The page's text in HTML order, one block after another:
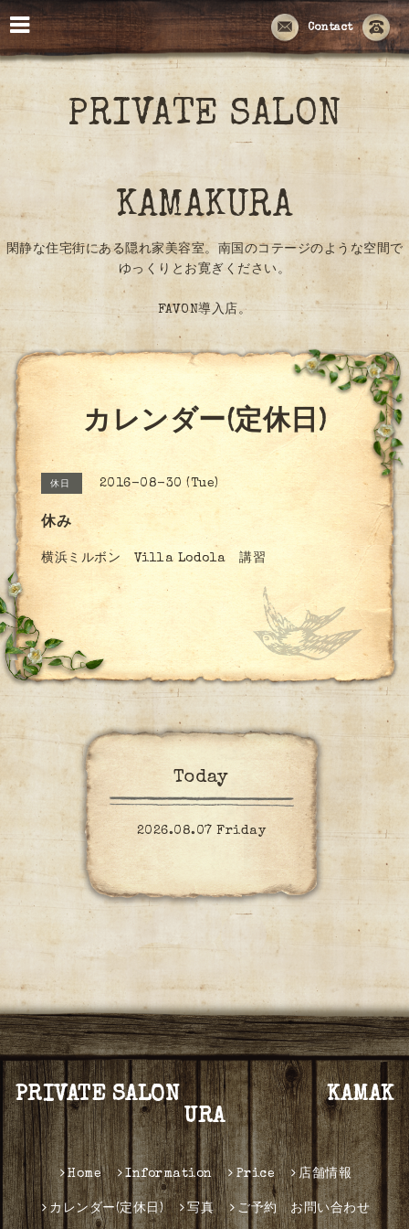
Contact
PRIVATE SALON
KAMAKURA
閑静な住宅街にある隠れ家美容室。南国のコテージのような空間で
ゆっくりとお寛ぎください。
FAVON導入店。
カレンダー(定休日)
休日 2016-08-30 (Tue)
休み
横浜ミルボン Villa Lodola 講習
Today
2026.08.07 Friday
PRIVATE SALON KAMAK
URA
Home Information Price 店舗情報
カレンダー(定休日) 写真 ご予約 お問い合わせ